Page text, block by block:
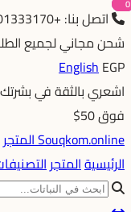
اتصل بنا: +201101333170
شحن مجاني لجميع
EnglishEGP
اشعري بالثقة في
فوق 50$
Souqkom.onlineالمتجر
الرئيسيةالمتجر
0
0
0